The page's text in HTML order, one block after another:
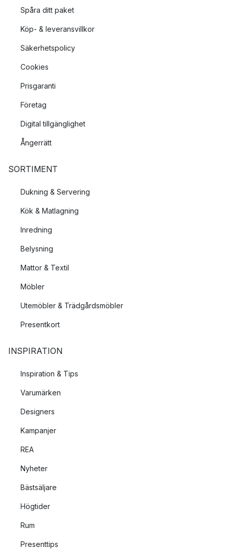
Spåra ditt paket
Köp- & leveransvillkor
Säkerhetspolicy
Cookies
Prisgaranti
Företag
Digital tillgänglighet
Ångerrätt
SORTIMENT
Dukning & Servering
Kök & Matlagning
Inredning
Belysning
Mattor & Textil
Möbler
Utemöbler & Trädgårdsmöbler
Presentkort
INSPIRATION
Inspiration & Tips
Varumärken
Designers
Kampanjer
REA
Nyheter
Bästsäljare
Högtider
Rum
Presenttips